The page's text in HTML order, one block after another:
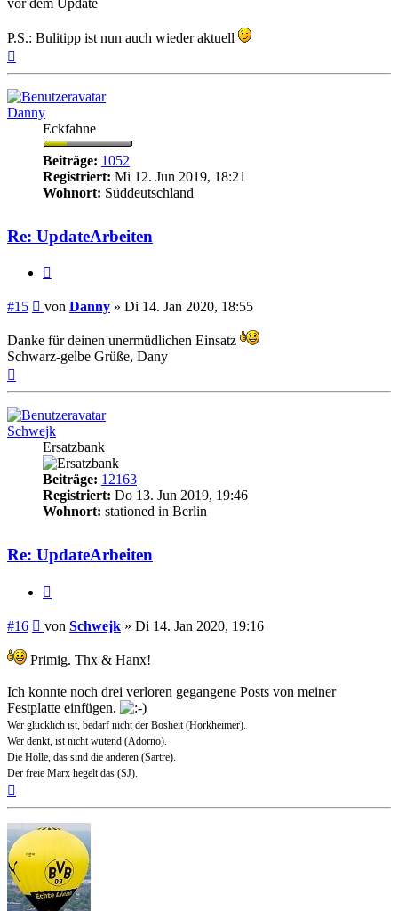
vor dem Update
P.S.: Bulitipp ist nun auch wieder aktuell
Danny
Eckfahne
Beiträge: 1052
Registriert: Mi 12. Jun 2019, 18:21
Wohnort: Süddeutschland
Re: UpdateArbeiten
#15 Beitrag
von Danny » Di 14. Jan 2020, 18:55
Danke für deinen unermüdlichen Einsatz
Schwarz-gelbe Grüße, Dany
Schwejk
Ersatzbank
Beiträge: 12163
Registriert: Do 13. Jun 2019, 19:46
Wohnort: stationed in Berlin
Re: UpdateArbeiten
#16 Beitrag
von Schwejk » Di 14. Jan 2020, 19:16
Primig. Thx & Hanx!
Ich konnte noch drei verloren gegangene Posts von meiner
Festplatte einfügen.
Wer glücklich ist, bedarf nicht der Bosheit (Horkheimer).
Wer denkt, ist nicht wütend (Adorno).
Die Hölle, das sind die anderen (Sartre).
Der freie Marx hegelt das (SJ).